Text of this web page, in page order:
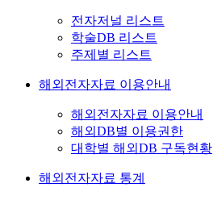
전자저널 리스트
학술DB 리스트
주제별 리스트
해외전자자료 이용안내
해외전자자료 이용안내
해외DB별 이용권한
대학별 해외DB 구독현황
해외전자자료 통계